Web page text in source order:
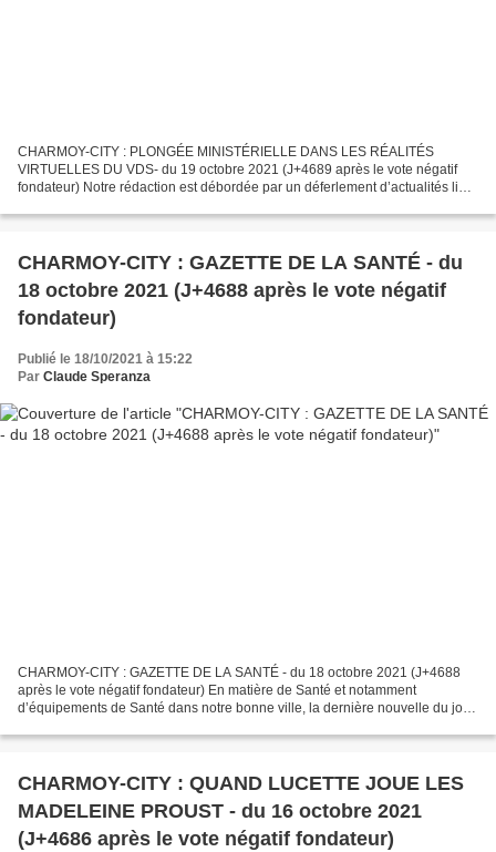
CHARMOY-CITY : PLONGÉE MINISTÉRIELLE DANS LES RÉALITÉS
VIRTUELLES DU VDS- du 19 octobre 2021 (J+4689 après le vote négatif
fondateur) Notre rédaction est débordée par un déferlement d’actualités lié à
CHARMOY-CITY : GAZETTE DE LA SANTÉ - du
18 octobre 2021 (J+4688 après le vote négatif
fondateur)
Publié le 18/10/2021 à 15:22
Par Claude Speranza
CHARMOY-CITY : GAZETTE DE LA SANTÉ - du 18 octobre 2021 (J+4688
après le vote négatif fondateur) En matière de Santé et notamment
d’équipements de Santé dans notre bonne ville, la dernière nouvelle du jour
CHARMOY-CITY : QUAND LUCETTE JOUE LES
MADELEINE PROUST - du 16 octobre 2021
(J+4686 après le vote négatif fondateur)